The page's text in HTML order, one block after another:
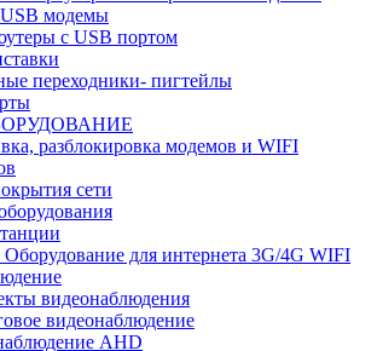
модемы
с USB портом
переходники- пигтейлы
разблокировка модемов и WIFI
сети
Оборудование для интернета 3G/4G WIFI
видеонаблюдения
видеонаблюдение
AHD